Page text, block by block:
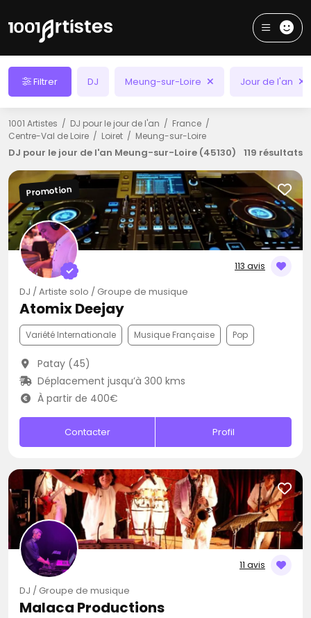
Filtrer DJ Meung-sur-Loire Jour de l'an
1001 Artistes DJ pour le jour de l'an
France
Centre-Val de Loire
Loiret Meung-sur-Loire
DJ pour le jour de l'an Meung-sur-Loire (45130) 119 résultats
113 avis
Promotion
DJ / Artiste solo / Groupe de musique
Atomix Deejay
Variété Internationale Musique Française Pop
Patay (45)
Déplacement jusqu’à 300 kms
À partir de 400€
Contacter Profil
11 avis
DJ / Groupe de musique
Malaca Productions